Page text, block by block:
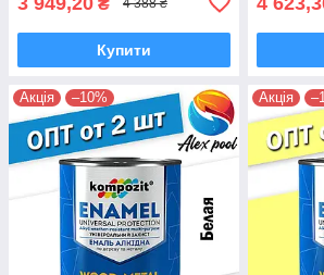
4 388 ₴
Купити
Акція –10% Акція